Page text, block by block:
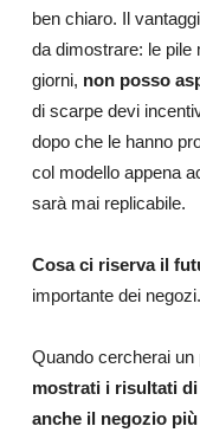
ben chiaro. Il
da dimostrare: le pile
giorni, non posso
di scarpe devi
dopo che le hanno
col modello appena
sarà mai replicabile.
Cosa ci riserva il
importante dei negozi.
Quando cercherai
mostrati i risultati di
anche il negozio